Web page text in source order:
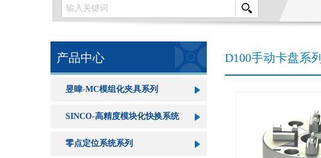
产品中心
昱暐-MC模组化夹具系列
SINCO-高精度模块化快换系统
零点定位系统系列
D100手动卡盘系列